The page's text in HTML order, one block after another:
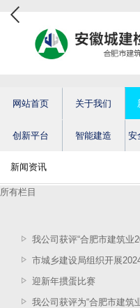
网站首页 关于我们
创新平台 智能建造 安
新闻资讯
所有栏目
我公司获评“合肥市建筑业
市城乡建设局组织开展2024年
迎新年掼蛋比赛
我公司获评为“合肥市建筑业